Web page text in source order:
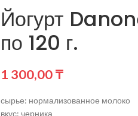
Йогурт
по 120 г.
1 300,00₸
сырье: нормализованное молоко
вкус: черника